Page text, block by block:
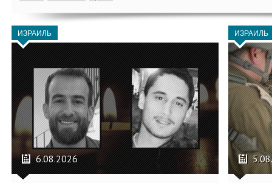
ИЗРАИЛЬ
6.08.2026
ИЗРАИЛЬ